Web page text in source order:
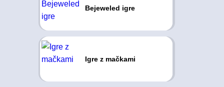
Bejeweled igre
Igre z mačkami